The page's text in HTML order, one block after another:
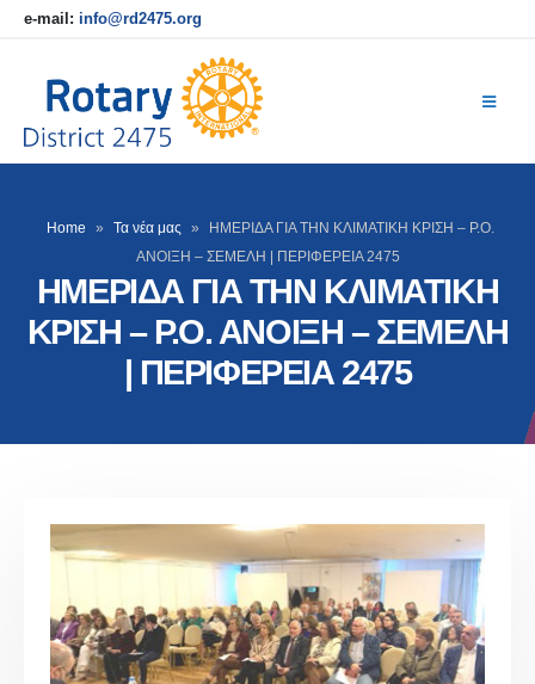
e-mail: info@rd2475.org
Home » Τα νέα μας »
ΗΜΕΡΙΔΑ ΓΙΑ ΤΗΝ ΚΛΙΜΑΤΙΚΗ ΚΡΙΣΗ – Ρ.Ο.
ΑΝΟΙΞΗ – ΣΕΜΕΛΗ | ΠΕΡΙΦΕΡΕΙΑ 2475
ΗΜΕΡΙΔΑ ΓΙΑ ΤΗΝ ΚΛΙΜΑΤΙΚΗ
ΚΡΙΣΗ – Ρ.Ο. ΑΝΟΙΞΗ – ΣΕΜΕΛΗ
| ΠΕΡΙΦΕΡΕΙΑ 2475